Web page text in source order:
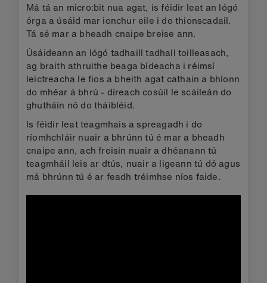
Má tá an micro:bit nua agat, is féidir leat an lógó
órga a úsáid mar ionchur eile i do thionscadail.
Tá sé mar a bheadh cnaipe breise ann.
Úsáideann an lógó tadhaill tadhall toilleasach,
ag braith athruithe beaga bídeacha i réimsí
leictreacha le fios a bheith agat cathain a bhíonn
do mhéar á bhrú - díreach cosúil le scáileán do
ghutháin nó do tháibléid.
Is féidir leat teagmhais a spreagadh i do
ríomhchláir nuair a bhrúnn tú é mar a bheadh
cnaipe ann, ach freisin nuair a dhéanann tú
teagmháil leis ar dtús, nuair a ligeann tú dó agus
má bhrúnn tú é ar feadh tréimhse níos faide.